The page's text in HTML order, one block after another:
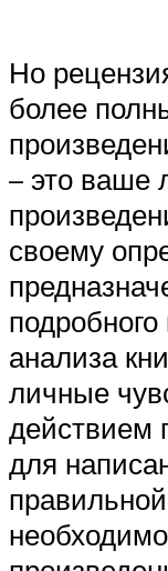
Но
более
– это ваше
своему
анализа
личные
действием
для